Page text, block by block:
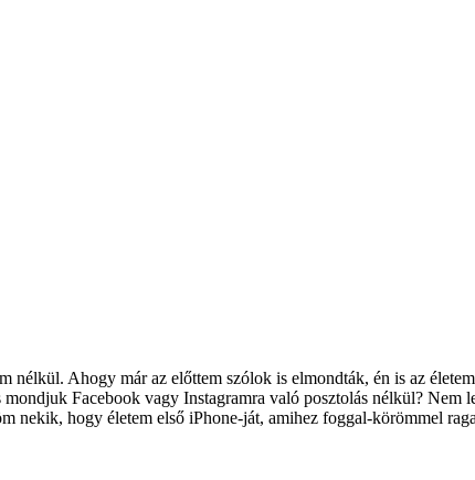
nélkül. Ahogy már az előttem szólok is elmondták, én is az
Facebook vagy Instagramra való posztolás nélkül? Nem
nekik, hogy életem első iPhone-ját, amihez foggal-körömmel